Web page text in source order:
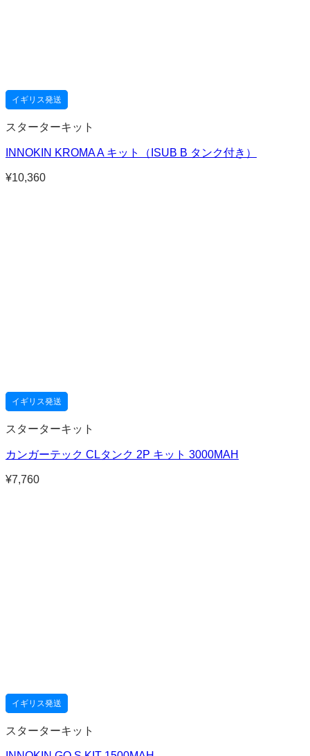
イギリス発送
スターターキット
INNOKIN KROMA A キット（ISUB B タンク付き）
¥10,360
イギリス発送
スターターキット
カンガーテック CLタンク 2P キット 3000MAH
¥7,760
イギリス発送
スターターキット